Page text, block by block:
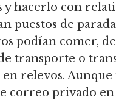
y hacerlo con
puestos de
podían comer,
transporte o
en relevos.
correo privado